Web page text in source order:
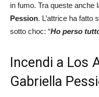
in fumo. Tra queste anche
Pession. L’attrice ha fatto
sotto choc: “Ho perso
Incendi a Los
Gabriella